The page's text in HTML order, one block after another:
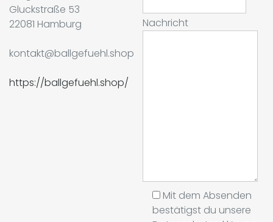
Gluckstraße 53
22081 Hamburg
kontakt@ballgefuehl.shop
https://ballgefuehl.shop/
Nachricht
Mit dem Absenden
bestätigst du unsere